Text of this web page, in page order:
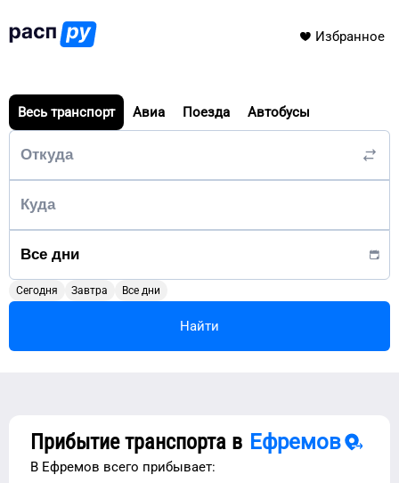
Избранное
Весь транспорт Авиа Поезда Автобусы
Сегодня Завтра Все дни
Найти
Прибытие транспорта в Ефремов
В Ефремов всего прибывает: